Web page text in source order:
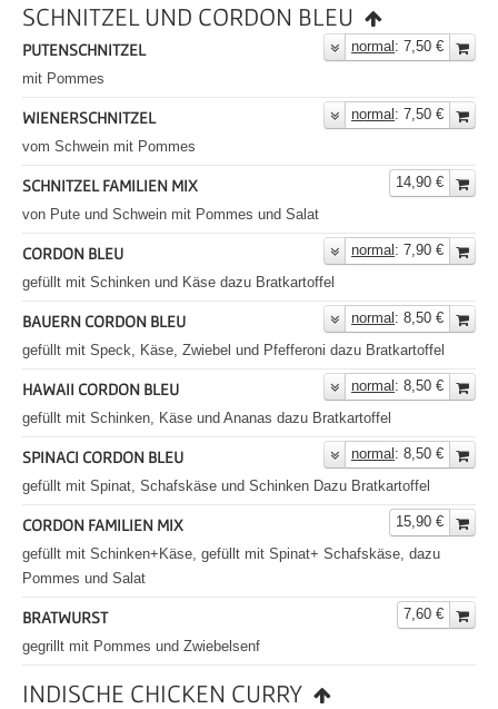
SCHNITZEL UND CORDON BLEU
PUTENSCHNITZEL normal : 7,50 €
mit Pommes
WIENERSCHNITZEL normal : 7,50 €
vom Schwein mit Pommes
SCHNITZEL FAMILIEN MIX
14,90 €
von Pute und Schwein mit Pommes und Salat
CORDON BLEU normal : 7,90 €
gefüllt mit Schinken und Käse dazu Bratkartoffel
BAUERN CORDON BLEU normal : 8,50 €
gefüllt mit Speck, Käse, Zwiebel und Pfefferoni dazu Bratkartoffel
HAWAII CORDON BLEU normal : 8,50 €
gefüllt mit Schinken, Käse und Ananas dazu Bratkartoffel
SPINACI CORDON BLEU normal : 8,50 €
gefüllt mit Spinat, Schafskäse und Schinken Dazu Bratkartoffel
CORDON FAMILIEN MIX
15,90 €
gefüllt mit Schinken+Käse, gefüllt mit Spinat+ Schafskäse, dazu
Pommes und Salat
BRATWURST
7,60 €
gegrillt mit Pommes und Zwiebelsenf
INDISCHE CHICKEN CURRY